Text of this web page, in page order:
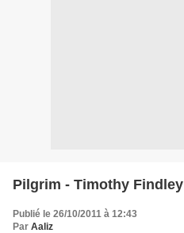
Pilgrim - Timothy Findley
Publié le 26/10/2011 à 12:43
Par Aaliz